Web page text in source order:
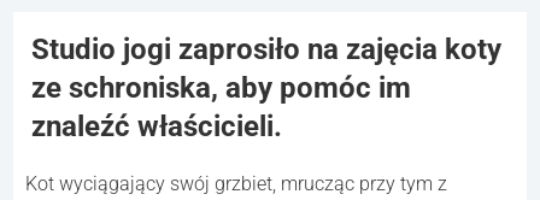
Studio jogi zaprosiło na zajęcia koty
ze schroniska, aby pomóc im
znaleźć właścicieli.
Kot wyciągający swój grzbiet, mrucząc przy tym z